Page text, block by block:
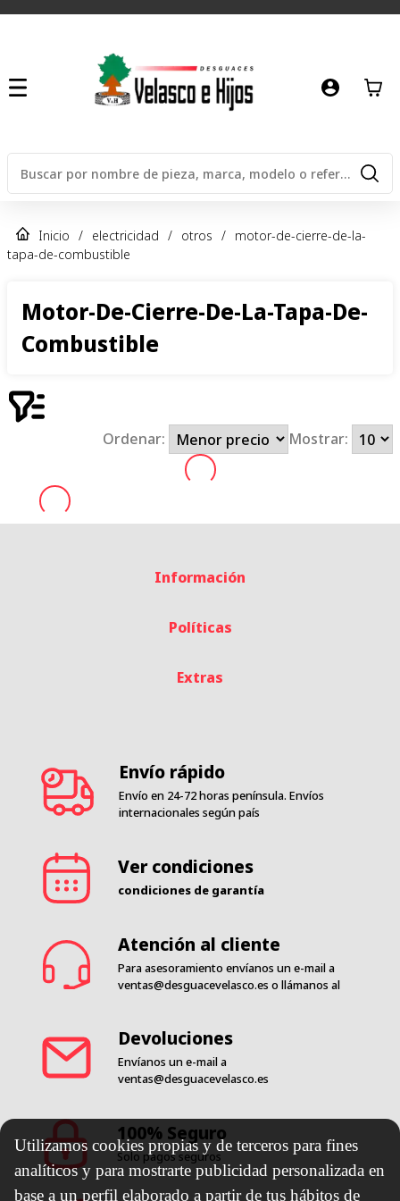
Inicio / electricidad / otros / motor-de-cierre-de-la-
tapa-de-combustible
Motor-De-Cierre-De-La-Tapa-De-
Combustible
Ordenar: Mostrar:
Información
Políticas
Extras
Envío rápido
Envío en 24-72 horas península. Envíos
internacionales según país
Ver condiciones
condiciones de garantía
Atención al cliente
Para asesoramiento envíanos un e-mail a
ventas@desguacevelasco.es o llámanos al
Devoluciones
Envíanos un e-mail a
ventas@desguacevelasco.es
100% Seguro
Solo pagos seguros
Utilizamos cookies propias y de terceros para fines
analíticos y para mostrarte publicidad personalizada en
base a un perfil elaborado a partir de tus hábitos de